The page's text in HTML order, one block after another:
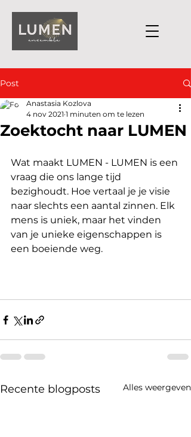
Post
Zoektocht naar LUMEN
Anastasia Kozlova
4 nov 2021 1 minuten om te lezen
Wat maakt LUMEN - LUMEN is een
vraag die ons lange tijd
bezighoudt. Hoe vertaal je je visie
naar slechts een aantal zinnen. Elk
mens is uniek, maar het vinden
van je unieke eigenschappen is
een boeiende weg.
Recente blogposts Alles weergeven